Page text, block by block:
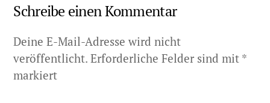
Schreibe einen Kommentar
Deine E-Mail-Adresse wird nicht
veröffentlicht. Erforderliche Felder sind mit *
markiert